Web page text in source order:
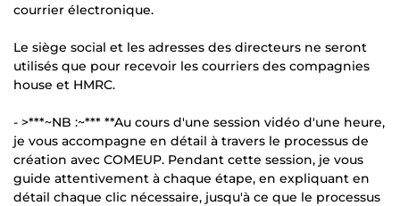
courrier électronique.
Le siège social et les adresses des directeurs ne seront
utilisés que pour recevoir les courriers des compagnies
house et HMRC.
- >***~NB :~*** **Au cours d'une session vidéo d'une heure,
je vous accompagne en détail à travers le processus de
création avec COMEUP. Pendant cette session, je vous
guide attentivement à chaque étape, en expliquant en
détail chaque clic nécessaire, jusqu'à ce que le processus